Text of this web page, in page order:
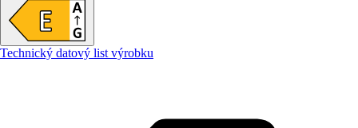
Technický datový list výrobku